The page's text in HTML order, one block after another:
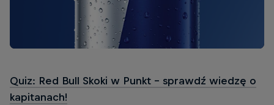
Quiz: Red Bull Skoki w Punkt - sprawdź wiedzę o
kapitanach!